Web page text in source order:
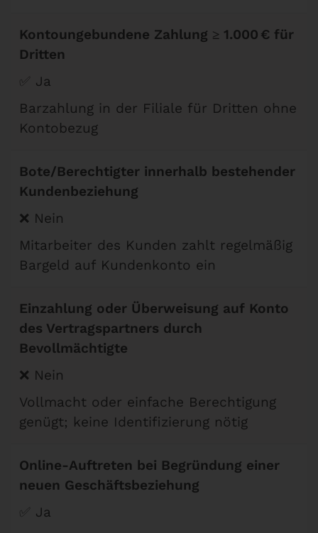
Kontoungebundene Zahlung ≥ 1.000 € für
Dritten
✅ Ja
Barzahlung in der Filiale für Dritten ohne
Kontobezug
Bote/Berechtigter innerhalb bestehender
Kundenbeziehung
❌ Nein
Mitarbeiter des Kunden zahlt regelmäßig
Bargeld auf Kundenkonto ein
Einzahlung oder Überweisung auf Konto
des Vertragspartners durch
Bevollmächtigte
❌ Nein
Vollmacht oder einfache Berechtigung
genügt; keine Identifizierung nötig
Online-Auftreten bei Begründung einer
neuen Geschäftsbeziehung
✅ Ja